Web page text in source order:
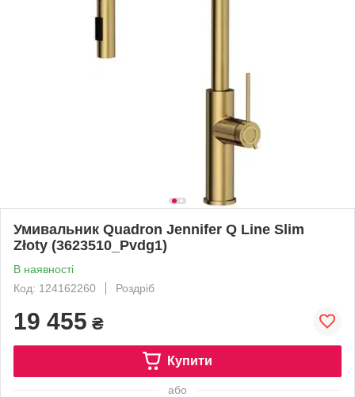
Умивальник Quadron Jennifer Q Line Slim
Złoty (3623510_Pvdg1)
В наявності
Код: 124162260
Роздріб
19 455 ₴
Купити
або